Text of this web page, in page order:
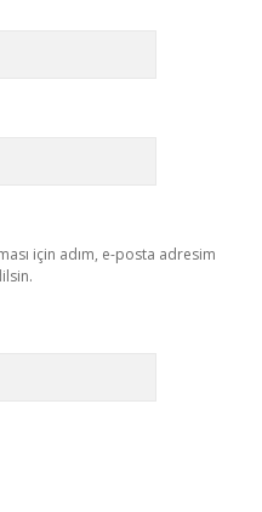
için adım, e-posta adresim